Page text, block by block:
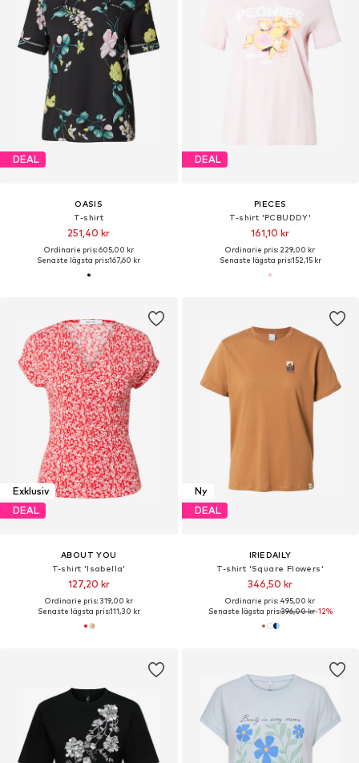
DEAL
OASIS
T-shirt
251,40 kr
Ordinarie pris: 605,00 kr
Senaste lägsta pris:167,60 kr
DEAL
PIECES
T-shirt 'PCBUDDY'
161,10 kr
Ordinarie pris: 229,00 kr
Senaste lägsta pris:152,15 kr
Exklusiv
DEAL
ABOUT YOU
T-shirt 'Isabella'
127,20 kr
Ordinarie pris: 319,00 kr
Senaste lägsta pris:111,30 kr
Ny
DEAL
IRIEDAILY
T-shirt 'Square Flowers'
346,50 kr
Ordinarie pris: 495,00 kr
Senaste lägsta pris:396,00 kr-12%